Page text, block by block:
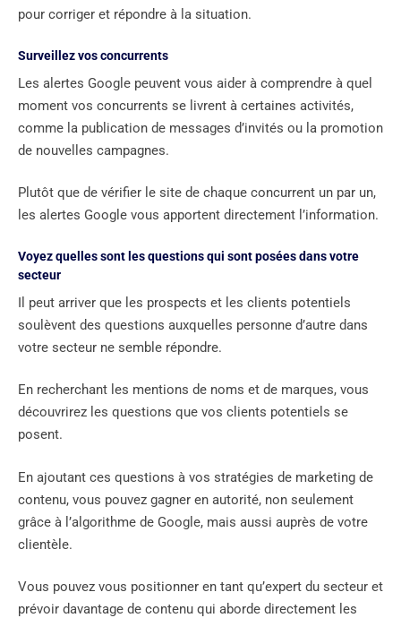
pour corriger et répondre à la situation.
Surveillez vos concurrents
Les alertes Google peuvent vous aider à comprendre à quel
moment vos concurrents se livrent à certaines activités,
comme la publication de messages d’invités ou la promotion
de nouvelles campagnes.
Plutôt que de vérifier le site de chaque concurrent un par un,
les alertes Google vous apportent directement l’information.
Voyez quelles sont les questions qui sont posées dans votre
secteur
Il peut arriver que les prospects et les clients potentiels
soulèvent des questions auxquelles personne d’autre dans
votre secteur ne semble répondre.
En recherchant les mentions de noms et de marques, vous
découvrirez les questions que vos clients potentiels se
posent.
En ajoutant ces questions à vos stratégies de marketing de
contenu, vous pouvez gagner en autorité, non seulement
grâce à l’algorithme de Google, mais aussi auprès de votre
clientèle.
Vous pouvez vous positionner en tant qu’expert du secteur et
prévoir davantage de contenu qui aborde directement les